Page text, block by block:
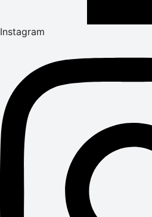
Instagram